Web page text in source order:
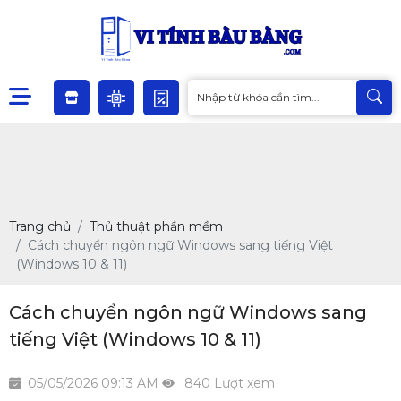
Trang chủ
Thủ thuật phần mềm
Cách chuyển ngôn ngữ Windows sang tiếng Việt
(Windows 10 & 11)
Cách chuyển ngôn ngữ Windows sang
tiếng Việt (Windows 10 & 11)
05/05/2026 09:13 AM 840 Lượt xem